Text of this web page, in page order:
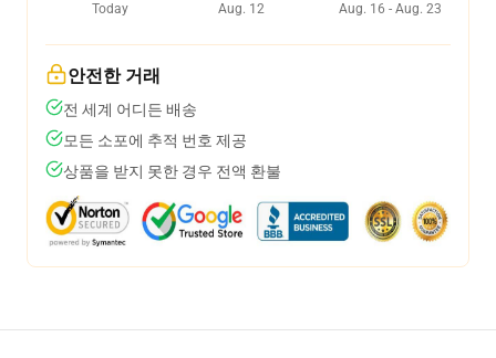
Today
Aug. 12
Aug. 16 - Aug. 23
안전한 거래
전 세계 어디든 배송
모든 소포에 추적 번호 제공
상품을 받지 못한 경우 전액 환불